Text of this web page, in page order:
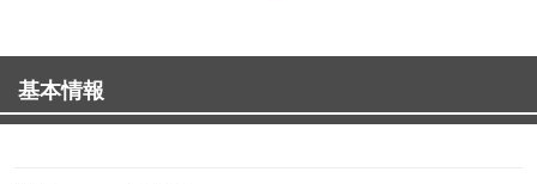
基本情報